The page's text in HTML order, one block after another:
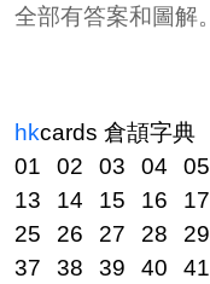
全部有答案和圖解。
hkcards 倉頡字典
01
02 03 04 05
13
14 15 16 17
25
26 27 28 29
37
38 39 40 41